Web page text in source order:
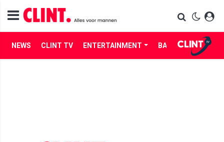
NEWS CLINT TV ENTERTAINMENT BABES LIFE